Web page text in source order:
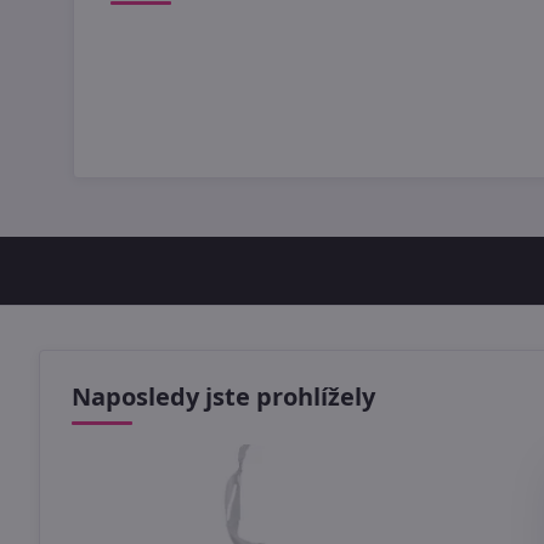
Naposledy jste prohlížely